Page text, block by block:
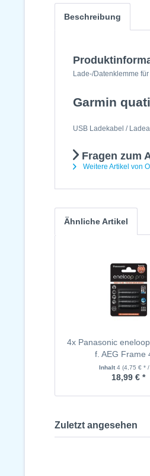
Beschreibung
Lade-/Datenklemme für
Garmin
USB Ladekabel /
Fragen zum
Weitere Artikel von
Ähnliche Artikel
4x Panasonic
f. AEG Frame
Inhalt 4 (4,75 € *
18,99 € *
Zuletzt angesehen